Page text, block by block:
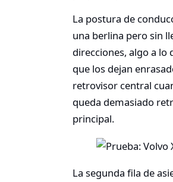
La postura de
una berlina pero sin
direcciones, algo a lo
que los dejan
retrovisor central
queda demasiado
principal.
La segunda fila de